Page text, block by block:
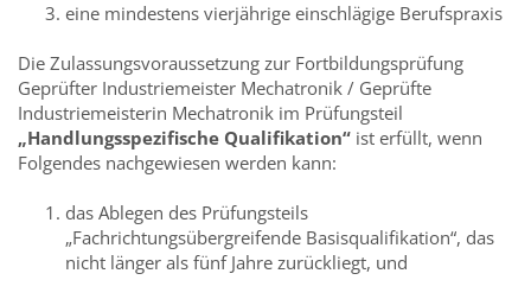
eine mindestens vierjährige einschlägige Berufspraxis
Die Zulassungsvoraussetzung zur Fortbildungsprüfung
Geprüfter Industriemeister Mechatronik / Geprüfte
Industriemeisterin Mechatronik im Prüfungsteil
„Handlungsspezifische Qualifikation“ ist erfüllt, wenn
Folgendes nachgewiesen werden kann:
das Ablegen des Prüfungsteils
„Fachrichtungsübergreifende Basisqualifikation“, das
nicht länger als fünf Jahre zurückliegt, und